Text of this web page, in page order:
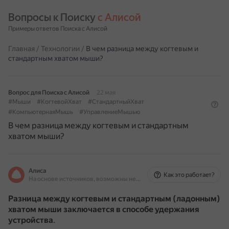
Вопросы к Поиску с Алисой
Примеры ответов Поиска с Алисой
Главная / Технологии / В чем разница между когтевым и
стандартным хватом мыши?
Вопрос для Поиска с Алисой
22 мая
#Мыши
#КогтевойХват
#СтандартныйХват
#КомпьютернаяМышь
#УправлениеМышью
В чем разница между когтевым и стандартным
хватом мыши?
Алиса
На основе источников, возможны неточности
Как это работает?
Разница между когтевым и стандартным (ладонным)
хватом мыши заключается в способе удержания
устройства.